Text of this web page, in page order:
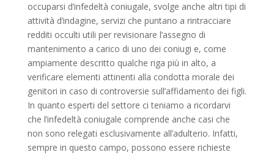
occuparsi d’infedeltà coniugale, svolge anche altri tipi di
attività d’indagine, servizi che puntano a rintracciare
redditi occulti utili per revisionare l’assegno di
mantenimento a carico di uno dei coniugi e, come
ampiamente descritto qualche riga più in alto, a
verificare elementi attinenti alla condotta morale dei
genitori in caso di controversie sull’affidamento dei figli.
In quanto esperti del settore ci teniamo a ricordarvi
che l’infedeltà coniugale comprende anche casi che
non sono relegati esclusivamente all’adulterio. Infatti,
sempre in questo campo, possono essere richieste